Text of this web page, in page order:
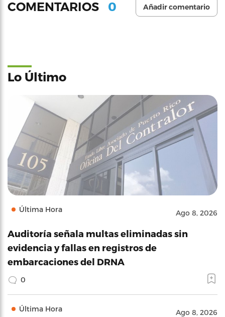
COMENTARIOS 0 Añadir comentario
Lo Último
Última Hora Ago 8, 2026
Auditoría señala multas eliminadas sin
evidencia y fallas en registros de
embarcaciones del DRNA
0
Última Hora Ago 8, 2026